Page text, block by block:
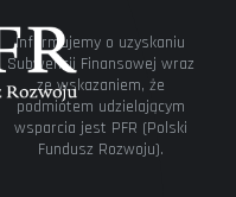
Informujemy o uzyskaniu
Subwencji Finansowej wraz
ze wskazaniem, że
podmiotem udzielającym
wsparcia jest PFR (Polski
Fundusz Rozwoju).